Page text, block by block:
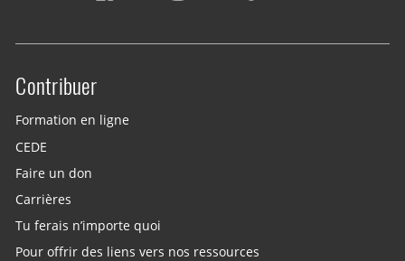
Site menu
Contribuer
Formation en ligne
CEDE
Faire un don
Carrières
Tu ferais n’importe quoi
Pour offrir des liens vers nos ressources